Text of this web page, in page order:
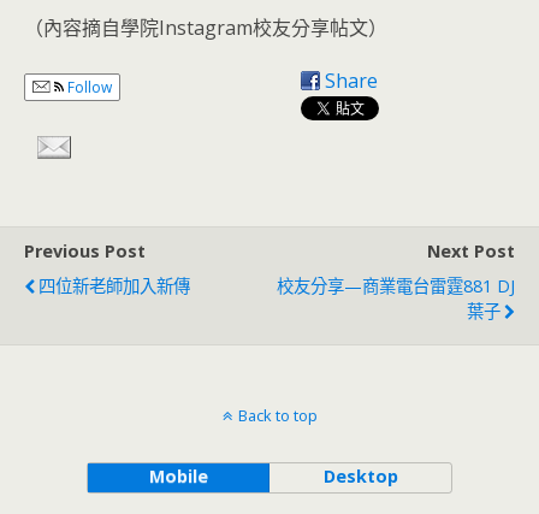
（內容摘自學院Instagram校友分享帖文）
Follow Share
Previous Post
四位新老師加入新傳
Next Post
校友分享—商業電台雷霆881 DJ
葉子
Back to top
Mobile Desktop